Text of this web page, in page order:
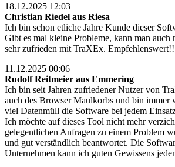
18.12.2025 12:03
Christian Riedel aus Riesa
Ich bin schon etliche Jahre Kunde dieser
Gibt es mal kleine Probleme, kann man auch
sehr zufrieden mit TraXEx.
11.12.2025 00:06
Rudolf Reitmeier aus Emmering
Ich bin seit Jahren zufriedener Nutzer von
auch des Browser Maulkorbs und bin immer
viel Datenmüll die Software bei jedem
Ich möchte auf dieses Tool nicht mehr
gelegentlichen Anfragen zu einem Problem
und gut verständlich beantwortet. Die
Unternehmen kann ich guten Gewissens